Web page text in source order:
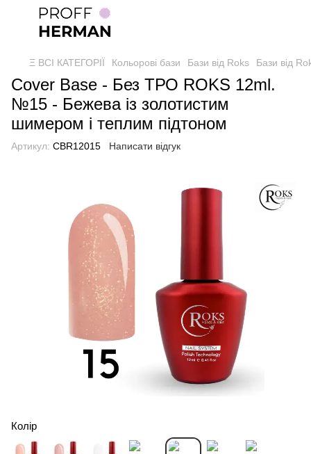
Ξ ВСІ КАТЕГОРІЇ Кольорові бази Бази від Roks Бази від
Cover Base - Без ТРО ROKS 12ml.
№15 - Бежева із золотистим
шимером і теплим підтоном
Артикул: CBR12015 Написати відгук
Колір